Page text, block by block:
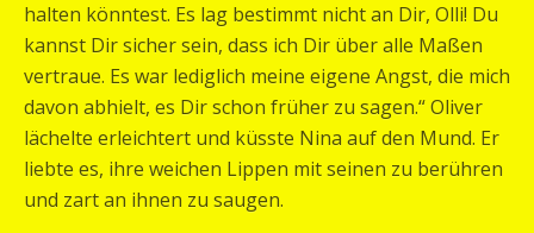
halten könntest. Es lag bestimmt nicht an Dir, Olli! Du
kannst Dir sicher sein, dass ich Dir über alle Maßen
vertraue. Es war lediglich meine eigene Angst, die mich
davon abhielt, es Dir schon früher zu sagen.“ Oliver
lächelte erleichtert und küsste Nina auf den Mund. Er
liebte es, ihre weichen Lippen mit seinen zu berühren
und zart an ihnen zu saugen.